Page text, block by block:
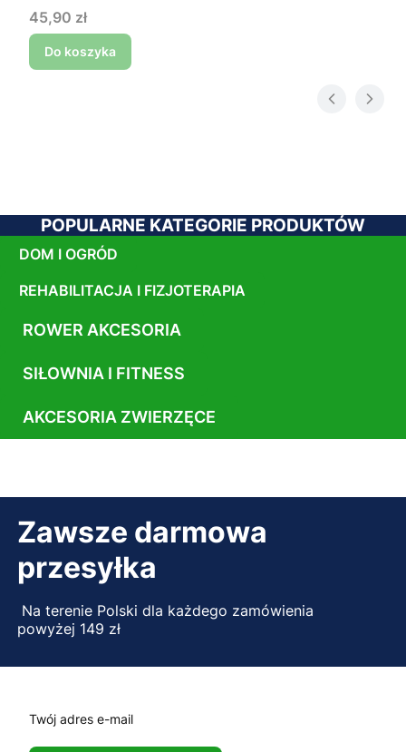
Cena
45,90 zł
Do koszyka
POPULARNE KATEGORIE PRODUKTÓW
DOM I OGRÓD
REHABILITACJA I FIZJOTERAPIA
ROWER AKCESORIA
SIŁOWNIA I FITNESS
AKCESORIA ZWIERZĘCE
Zawsze darmowa
przesyłka
Na terenie Polski dla każdego zamówienia
powyżej 149 zł
Twój adres e-mail